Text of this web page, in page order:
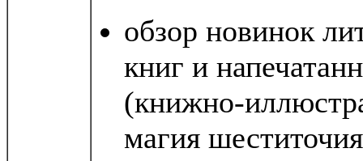
обзор новинок
книг и
(книжно-
магия